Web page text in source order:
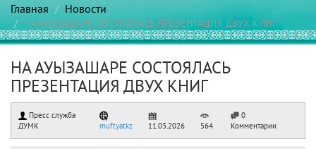
Главная Новости
НА АУЫЗАШАРЕ СОСТОЯЛАСЬ ПРЕЗЕНТАЦИЯ ДВУХ КНИГ
НА АУЫЗАШАРЕ СОСТОЯЛАСЬ
ПРЕЗЕНТАЦИЯ ДВУХ КНИГ
Пресс служба
ДУМК
muftyatkz 11.03.2026 564
0
Комментарии